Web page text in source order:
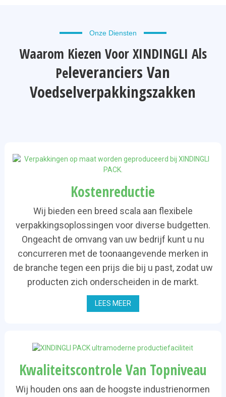
Onze Diensten
Waarom Kiezen Voor XINDINGLI Als
PeLeveranciers Van
Voedselverpakkingszakken
Kostenreductie
Wij bieden een breed scala aan flexibele
verpakkingsoplossingen voor diverse budgetten.
Ongeacht de omvang van uw bedrijf kunt u nu
concurreren met de toonaangevende merken in
de branche tegen een prijs die bij u past, zodat uw
producten zich onderscheiden in de markt.
LEES MEER
Kwaliteitscontrole Van Topniveau
Wij houden ons aan de hoogste industrienormen